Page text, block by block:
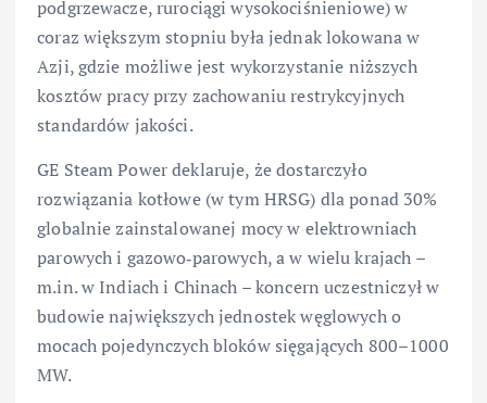
podgrzewacze, rurociągi wysokociśnieniowe) w
coraz większym stopniu była jednak lokowana w
Azji, gdzie możliwe jest wykorzystanie niższych
kosztów pracy przy zachowaniu restrykcyjnych
standardów jakości.
GE Steam Power deklaruje, że dostarczyło
rozwiązania kotłowe (w tym HRSG) dla ponad 30%
globalnie zainstalowanej mocy w elektrowniach
parowych i gazowo‑parowych, a w wielu krajach –
m.in. w Indiach i Chinach – koncern uczestniczył w
budowie największych jednostek węglowych o
mocach pojedynczych bloków sięgających 800–1000
MW.